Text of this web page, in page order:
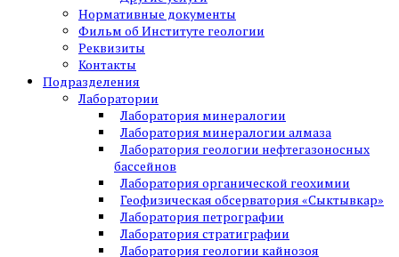
Нормативные документы
Фильм об Институте геологии
Реквизиты
Контакты
Подразделения
Лаборатории
Лаборатория минералогии
Лаборатория минералогии алмаза
Лаборатория геологии нефтегазоносных
бассейнов
Лаборатория органической геохимии
Геофизическая обсерватория «Сыктывкар»
Лаборатория петрографии
Лаборатория стратиграфии
Лаборатория геологии кайнозоя